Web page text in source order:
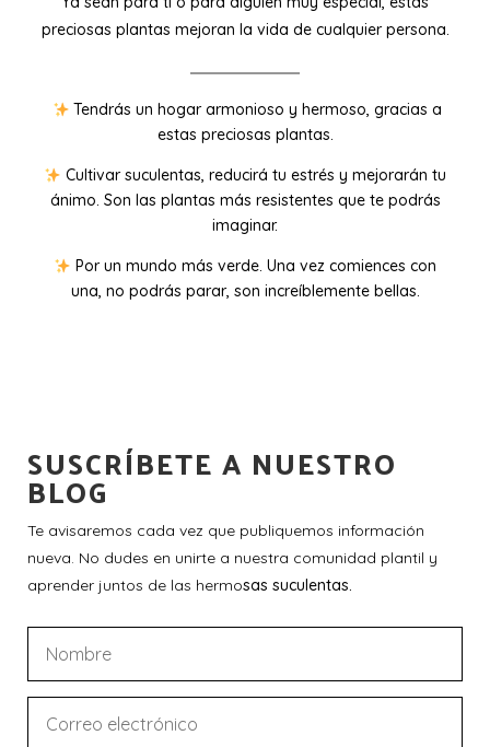
preciosas plantas mejoran la vida de cualquier persona.
Tendrás un hogar armonioso y hermoso, gracias a
estas preciosas plantas.
Cultivar suculentas, reducirá tu estrés y mejorarán tu
ánimo. Son las plantas más resistentes que te podrás
imaginar.
Por un mundo más verde. Una vez comiences con
una, no podrás parar, son increíblemente bellas.
SUSCRÍBETE A NUESTRO
BLOG
Te avisaremos cada vez que publiquemos información
nueva. No dudes en unirte a nuestra comunidad plantil y
aprender juntos de las hermosas suculentas.